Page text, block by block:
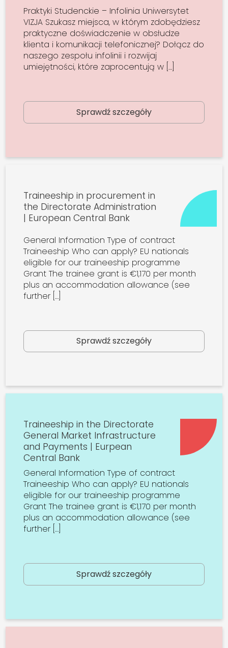
Praktyki Studenckie – Infolinia Uniwersytet
VIZJA Szukasz miejsca, w którym zdobędziesz
praktyczne doświadczenie w obsłudze
klienta i komunikacji telefonicznej? Dołącz do
naszego zespołu infolinii i rozwijaj
umiejętności, które zaprocentują w […]
Sprawdź szczegóły
Traineeship in procurement in
the Directorate Administration
| European Central Bank
General Information Type of contract
Traineeship Who can apply? EU nationals
eligible for our traineeship programme
Grant The trainee grant is €1,170 per month
plus an accommodation allowance (see
further […]
Sprawdź szczegóły
Traineeship in the Directorate
General Market Infrastructure
and Payments | Eurpean
Central Bank
General Information Type of contract
Traineeship Who can apply? EU nationals
eligible for our traineeship programme
Grant The trainee grant is €1,170 per month
plus an accommodation allowance (see
further […]
Sprawdź szczegóły